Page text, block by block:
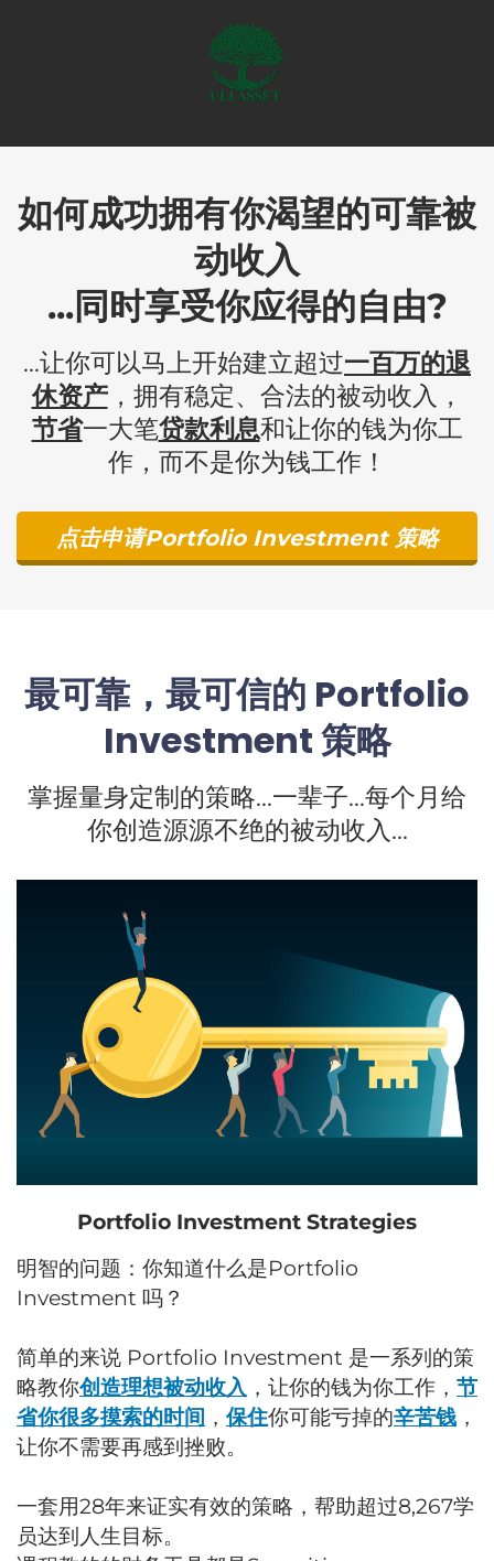
如何成功拥有你渴望的可靠被
动收入
...同时享受你应得的自由?
...让你可以马上开始建立超过一百万的退
休资产，拥有稳定、合法的被动收入，
节省一大笔贷款利息和让你的钱为你工
作，而不是你为钱工作！
点击申请Portfolio Investment ​策略
最可靠，最可信的 Portfolio
Investment ​策略
掌握量身定制的策略...一辈子...每个月给
你创造源源不绝的被动收入...
Portfolio Investment Strategies
明智的问题：你知道什么是Portfolio
Investment 吗？
简单的来说 Portfolio Investment 是一系列的策
略教你创造理想被动收入 ，让你的钱为你工作， 节
省你很多摸索的时间 ， 保住你可能亏掉的辛苦钱 ，
让你不需要再感到挫败。
一套用28年来证实有效的策略，帮助超过8,267学
员达到人生目标。